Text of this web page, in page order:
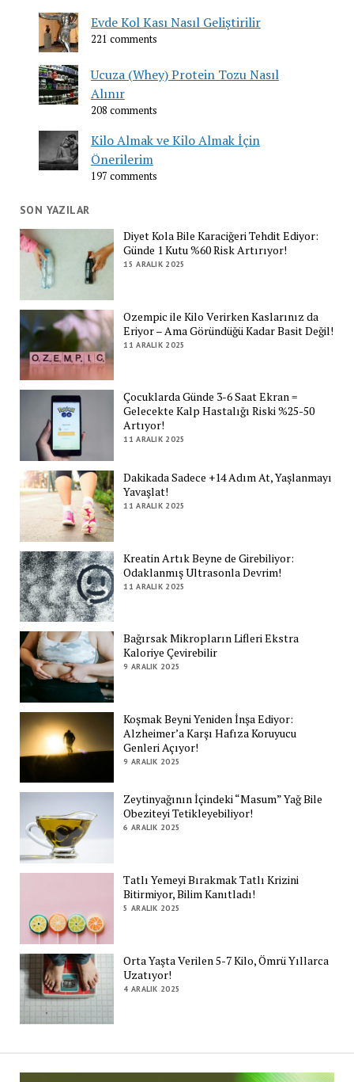
Evde Kol Kası Nasıl Geliştirilir
221 comments
Ucuza (Whey) Protein Tozu Nasıl
Alınır
208 comments
Kilo Almak ve Kilo Almak İçin
Önerilerim
197 comments
SON YAZILAR
Diyet Kola Bile Karaciğeri Tehdit Ediyor:
Günde 1 Kutu %60 Risk Artırıyor!
15 ARALIK 2025
Ozempic ile Kilo Verirken Kaslarınız da
Eriyor – Ama Göründüğü Kadar Basit Değil!
11 ARALIK 2025
Çocuklarda Günde 3-6 Saat Ekran =
Gelecekte Kalp Hastalığı Riski %25-50
Artıyor!
11 ARALIK 2025
Dakikada Sadece +14 Adım At, Yaşlanmayı
Yavaşlat!
11 ARALIK 2025
Kreatin Artık Beyne de Girebiliyor:
Odaklanmış Ultrasonla Devrim!
11 ARALIK 2025
Bağırsak Mikropların Lifleri Ekstra
Kaloriye Çevirebilir
9 ARALIK 2025
Koşmak Beyni Yeniden İnşa Ediyor:
Alzheimer’a Karşı Hafıza Koruyucu
Genleri Açıyor!
9 ARALIK 2025
Zeytinyağının İçindeki “Masum” Yağ Bile
Obeziteyi Tetikleyebiliyor!
6 ARALIK 2025
Tatlı Yemeyi Bırakmak Tatlı Krizini
Bitirmiyor, Bilim Kanıtladı!
5 ARALIK 2025
Orta Yaşta Verilen 5-7 Kilo, Ömrü Yıllarca
Uzatıyor!
4 ARALIK 2025